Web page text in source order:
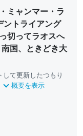
ミャンマー・ラ
ントライアング
切ってラオスへ
国、ときどき大
て更新したつもり
概要を表示